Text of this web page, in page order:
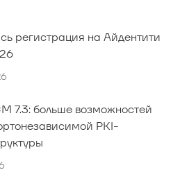
регистрация на Айдентити
7.3: больше возможностей
PKI-